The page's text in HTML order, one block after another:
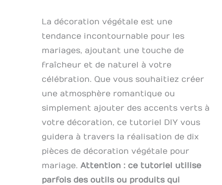
La décoration végétale est une
tendance incontournable pour les
mariages, ajoutant une touche de
fraîcheur et de naturel à votre
célébration. Que vous souhaitiez créer
une atmosphère romantique ou
simplement ajouter des accents verts à
votre décoration, ce tutoriel DIY vous
guidera à travers la réalisation de dix
pièces de décoration végétale pour
mariage. Attention : ce tutoriel utilise
parfois des outils ou produits qui